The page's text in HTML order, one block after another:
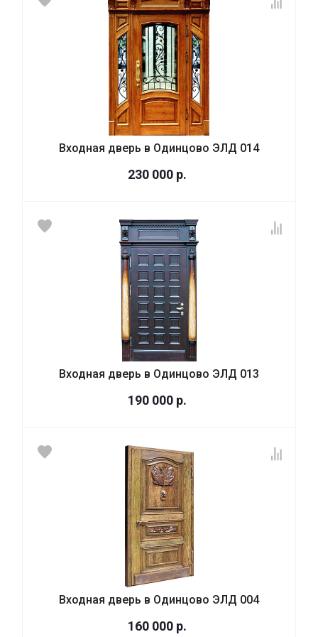
Входная дверь в Одинцово ЭЛД 014
230 000 р.
Входная дверь в Одинцово ЭЛД 013
190 000 р.
Входная дверь в Одинцово ЭЛД 004
160 000 р.